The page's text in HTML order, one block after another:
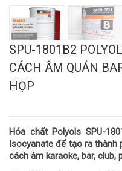
SPU-1801B2
CÁCH ÂM QUÁN
HỌP
Hóa chất Polyols SPU-
Isocyanate để tạo ra thành
cách âm karaoke, bar, club,